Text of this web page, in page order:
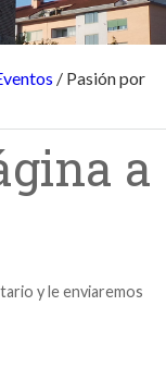
/ Pasión por
a
y le enviaremos